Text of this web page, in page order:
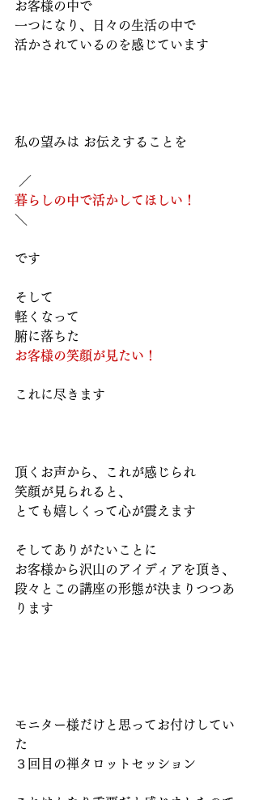
お客様の中で
一つになり、日々の生活の中で
活かされているのを感じています
私の望みは お伝えすることを
／
暮らしの中で活かしてほしい！
＼
です
そして
軽くなって
腑に落ちた
お客様の笑顔が見たい！
これに尽きます
頂くお声から、これが感じられ
笑顔が見られると、
とても嬉しくって心が震えます
そしてありがたいことに
お客様から沢山のアイディアを頂き、
段々とこの講座の形態が決まりつつあ
ります
モニター様だけと思ってお付けしてい
た
３回目の禅タロットセッション